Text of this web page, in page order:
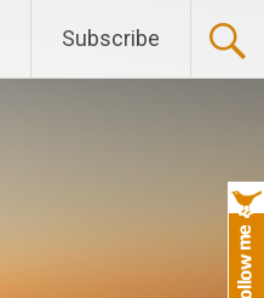
Subscribe